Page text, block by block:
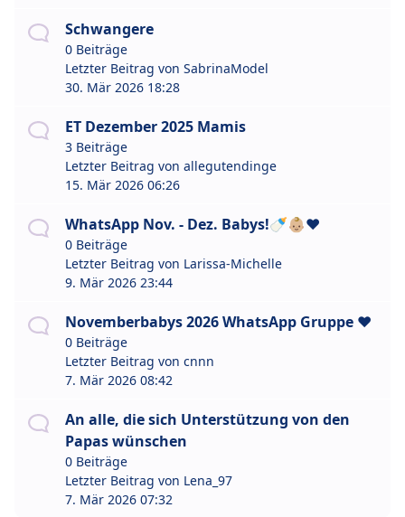
Schwangere
0 Beiträge
Letzter Beitrag von SabrinaModel
30. Mär 2026 18:28
ET Dezember 2025 Mamis
3 Beiträge
Letzter Beitrag von allegutendinge
15. Mär 2026 06:26
WhatsApp Nov. - Dez. Babys!🍼👶🏼❤️
0 Beiträge
Letzter Beitrag von Larissa-Michelle
9. Mär 2026 23:44
Novemberbabys 2026 WhatsApp Gruppe ❤️
0 Beiträge
Letzter Beitrag von cnnn
7. Mär 2026 08:42
An alle, die sich Unterstützung von den
Papas wünschen
0 Beiträge
Letzter Beitrag von Lena_97
7. Mär 2026 07:32